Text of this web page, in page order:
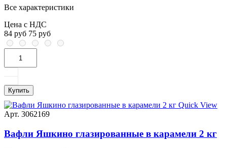
Все характеристики
Цена с НДС
84 руб 75 руб
Купить
Quick View
Арт. 3062169
Вафли Яшкино глазированные в карамели 2 кг